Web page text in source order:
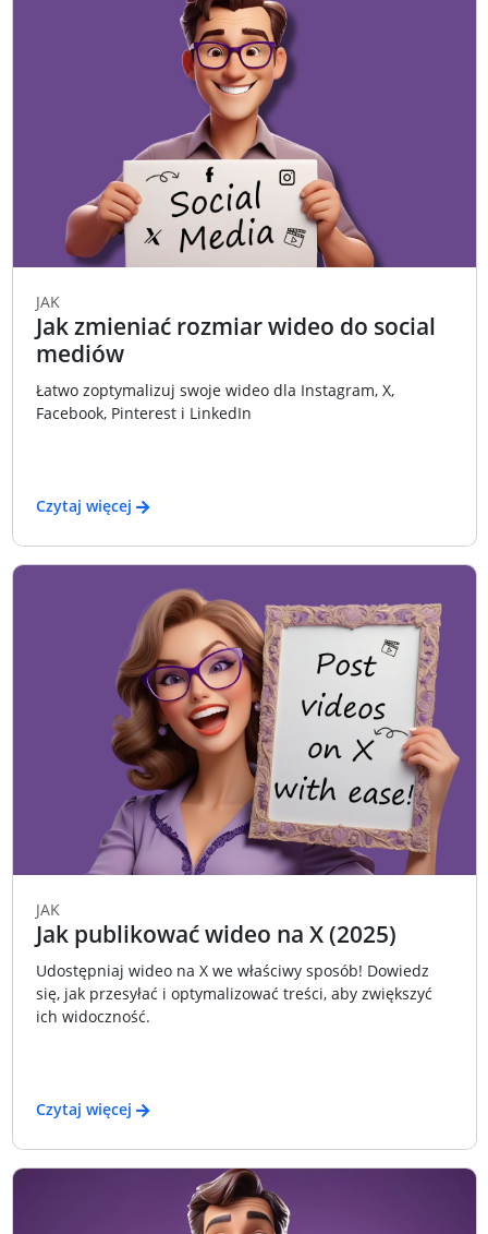
JAK
Jak zmieniać rozmiar wideo do social
mediów
Łatwo zoptymalizuj swoje wideo dla Instagram, X,
Facebook, Pinterest i LinkedIn
Czytaj więcej
JAK
Jak publikować wideo na X (2025)
Udostępniaj wideo na X we właściwy sposób! Dowiedz
się, jak przesyłać i optymalizować treści, aby zwiększyć
ich widoczność.
Czytaj więcej